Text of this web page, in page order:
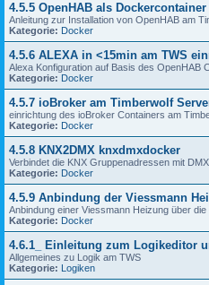
4.5.5 OpenHAB als
Anleitung zur Installation von OpenHAB am
Kategorie: Docker
4.5.6 ALEXA in <15min am TWS
Alexa Konfiguration auf Basis des OpenHAB
Kategorie: Docker
4.5.7 ioBroker am Timberwolf
einrichtung des ioBroker Containers am
Kategorie: Docker
4.5.8 KNX2DMX knxdmxdocker
Verbindet die KNX Gruppenadressen mit
Kategorie: Docker
4.5.9 Anbindung der Viessmann
Anbindung einer Viessmann Heizung über
Kategorie: Docker
4.6.1_ Einleitung zum Logikeditor
Allgemeines zu Logik am TWS
Kategorie: Logiken